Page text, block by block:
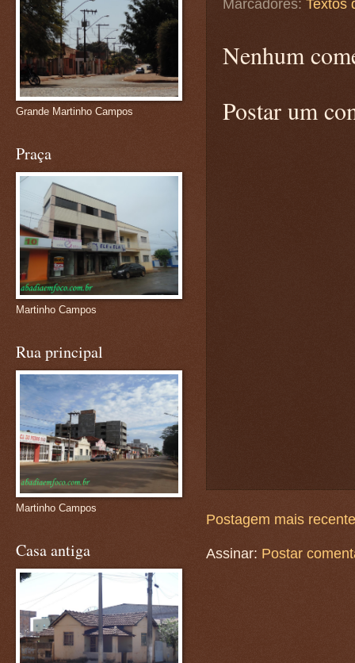
Marcadores: Textos
Nenhum
Postar um
Postagem mais recente
Assinar: Postar
Grande Martinho Campos
Praça
Martinho Campos
Rua principal
Martinho Campos
Casa antiga